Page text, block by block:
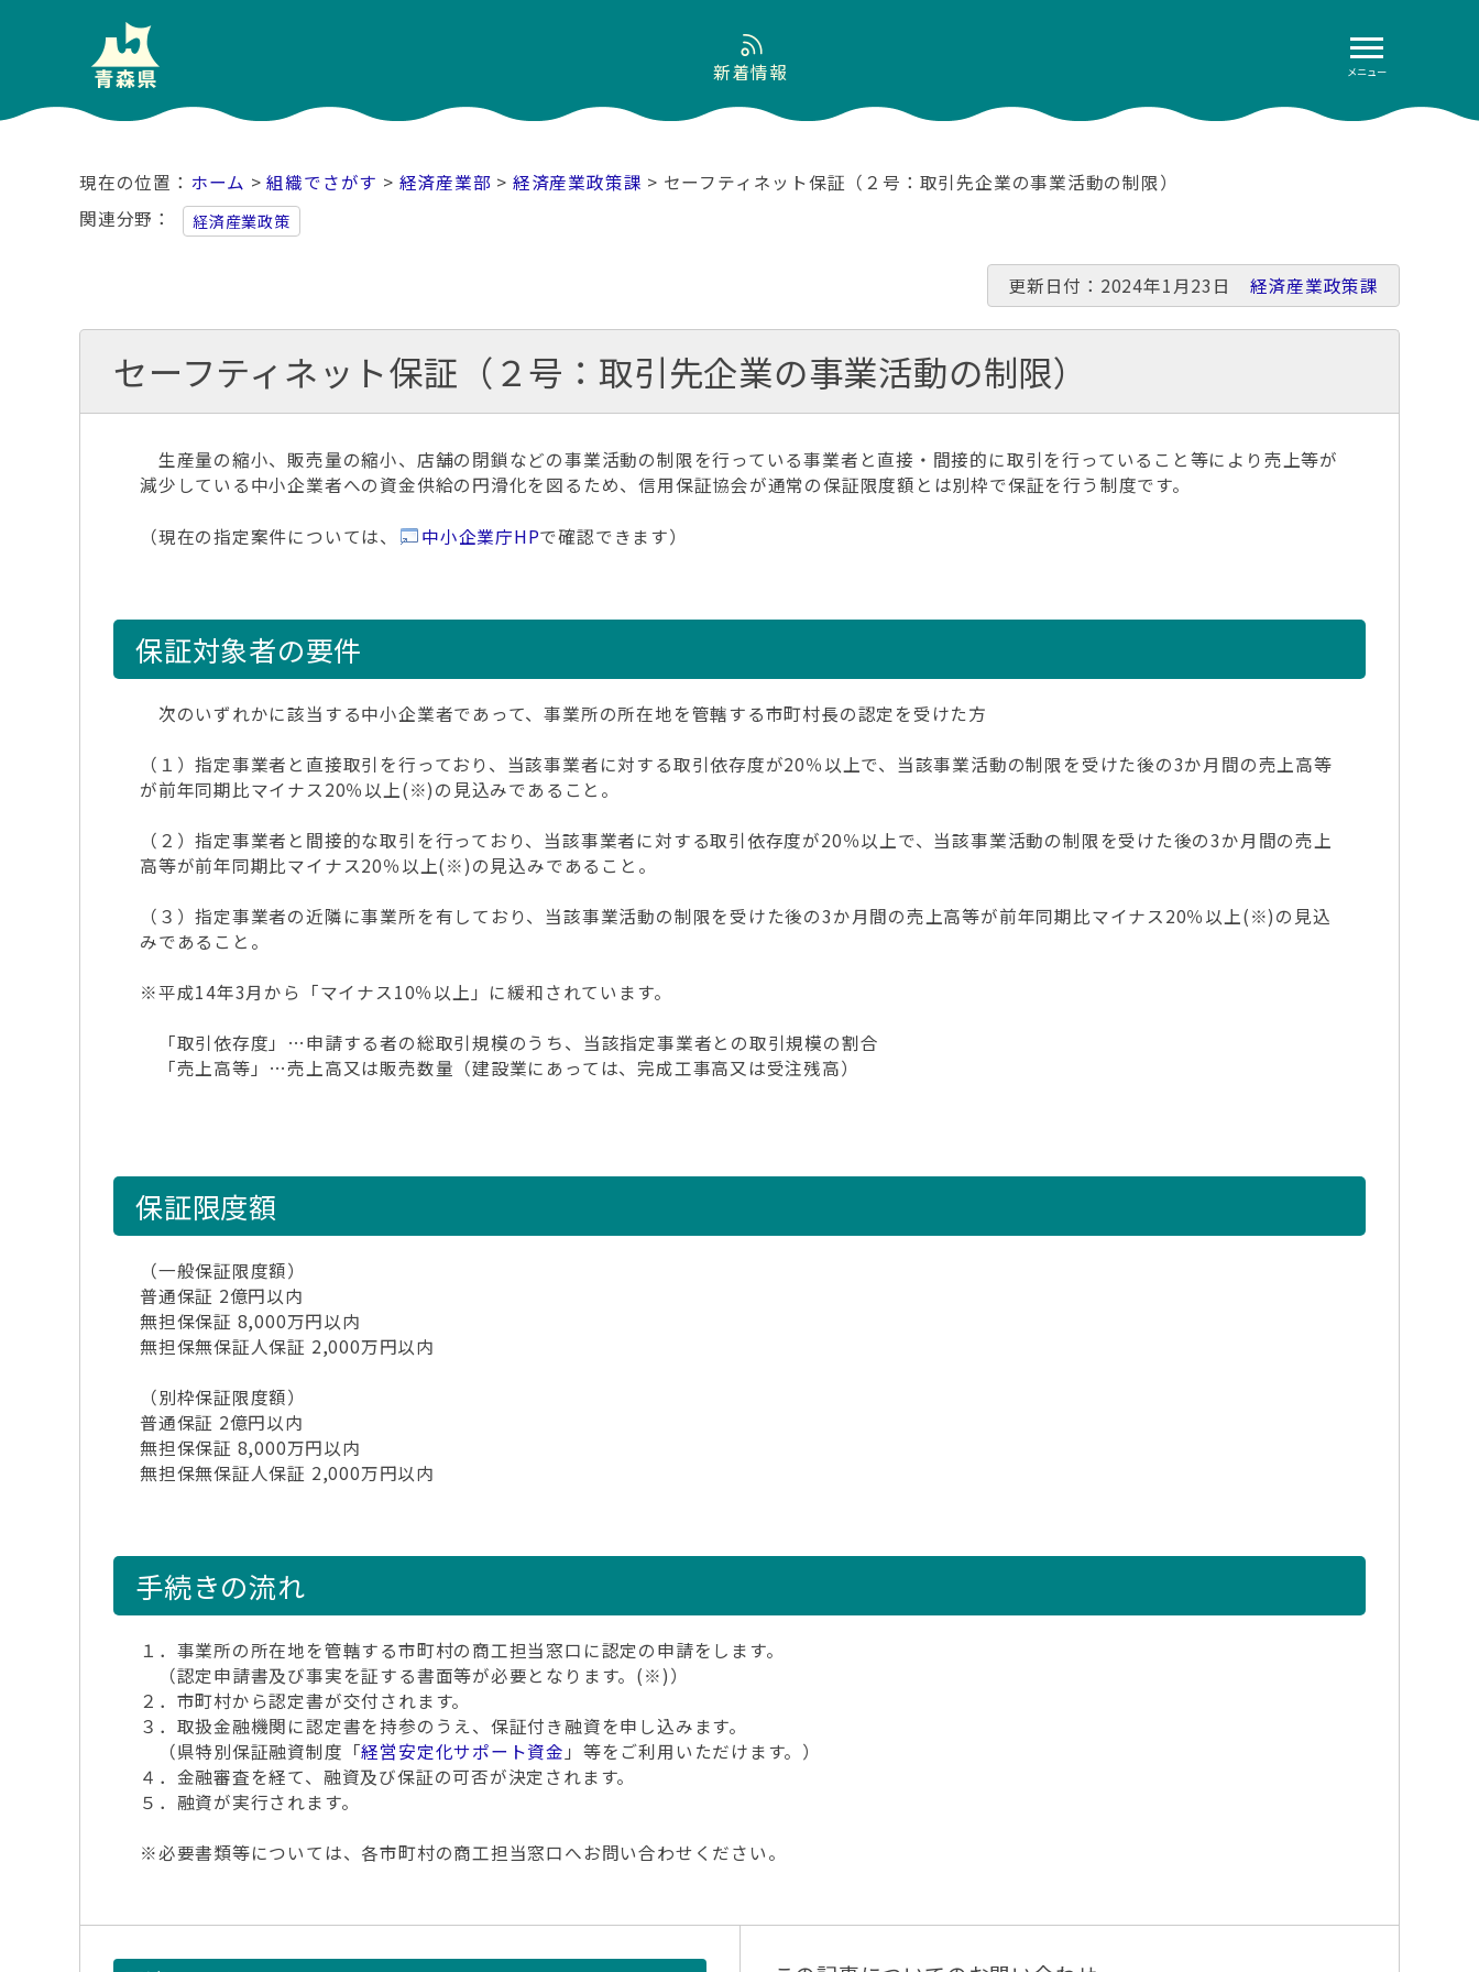
メニュー
新着情報
ホーム >組織でさがす > 経済産業部 > 経済産業政策課 > セーフティネット保証（２号：取引先企業の事業活動の制限）
関連分野
経済産業政策
更新日付：2024年1月23日 経済産業政策課
セーフティネット保証（２号：取引先企業の事業活動の制限）
生産量の縮小、販売量の縮小、店舗の閉鎖などの事業活動の制限を行っている事業者と直接・間接的に取引を行っていること等により売上等が
減少している中小企業者への資金供給の円滑化を図るため、信用保証協会が通常の保証限度額とは別枠で保証を行う制度です。
（現在の指定案件については、 中小企業庁HPで確認できます）
保証対象者の要件
次のいずれかに該当する中小企業者であって、事業所の所在地を管轄する市町村長の認定を受けた方
（１）指定事業者と直接取引を行っており、当該事業者に対する取引依存度が20％以上で、当該事業活動の制限を受けた後の3か月間の売上高等
が前年同期比マイナス20％以上(※)の見込みであること。
（２）指定事業者と間接的な取引を行っており、当該事業者に対する取引依存度が20％以上で、当該事業活動の制限を受けた後の3か月間の売上
高等が前年同期比マイナス20％以上(※)の見込みであること。
（３）指定事業者の近隣に事業所を有しており、当該事業活動の制限を受けた後の3か月間の売上高等が前年同期比マイナス20％以上(※)の見込
みであること。
※平成14年3月から「マイナス10％以上」に緩和されています。
「取引依存度」…申請する者の総取引規模のうち、当該指定事業者との取引規模の割合
「売上高等」…売上高又は販売数量（建設業にあっては、完成工事高又は受注残高）
保証限度額
（一般保証限度額）
普通保証 2億円以内
無担保保証 8,000万円以内
無担保無保証人保証 2,000万円以内
（別枠保証限度額）
普通保証 2億円以内
無担保保証 8,000万円以内
無担保無保証人保証 2,000万円以内
手続きの流れ
１．事業所の所在地を管轄する市町村の商工担当窓口に認定の申請をします。
（認定申請書及び事実を証する書面等が必要となります。(※)）
２．市町村から認定書が交付されます。
３．取扱金融機関に認定書を持参のうえ、保証付き融資を申し込みます。
（県特別保証融資制度「経営安定化サポート資金 」等をご利用いただけます。）
４．金融審査を経て、融資及び保証の可否が決定されます。
５．融資が実行されます。
※必要書類等については、各市町村の商工担当窓口へお問い合わせください。